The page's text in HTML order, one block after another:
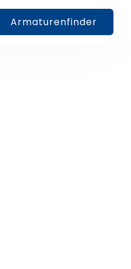
Armaturenfinder